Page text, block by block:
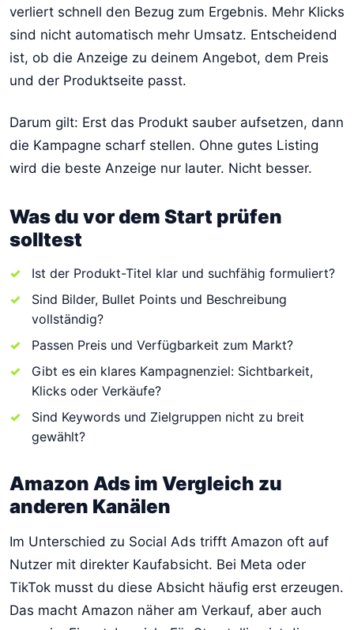
verliert schnell den Bezug zum Ergebnis. Mehr Klicks
sind nicht automatisch mehr Umsatz. Entscheidend
ist, ob die Anzeige zu deinem Angebot, dem Preis
und der Produktseite passt.
Darum gilt: Erst das Produkt sauber aufsetzen, dann
die Kampagne scharf stellen. Ohne gutes Listing
wird die beste Anzeige nur lauter. Nicht besser.
Was du vor dem Start prüfen
solltest
Ist der Produkt-Titel klar und suchfähig formuliert?
Sind Bilder, Bullet Points und Beschreibung
vollständig?
Passen Preis und Verfügbarkeit zum Markt?
Gibt es ein klares Kampagnenziel: Sichtbarkeit,
Klicks oder Verkäufe?
Sind Keywords und Zielgruppen nicht zu breit
gewählt?
Amazon Ads im Vergleich zu
anderen Kanälen
Im Unterschied zu Social Ads trifft Amazon oft auf
Nutzer mit direkter Kaufabsicht. Bei Meta oder
TikTok musst du diese Absicht häufig erst erzeugen.
Das macht Amazon näher am Verkauf, aber auch